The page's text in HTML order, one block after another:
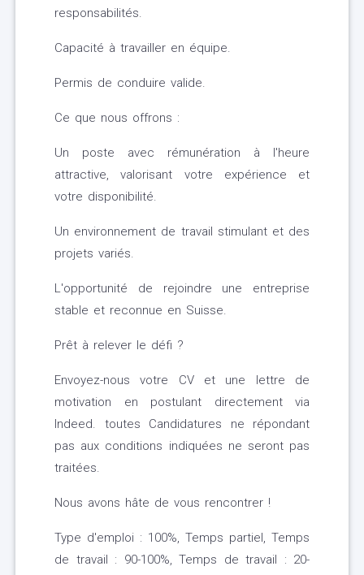
responsabilités.
Capacité à travailler en équipe.
Permis de conduire valide.
Ce que nous offrons :
Un poste avec rémunération à l'heure
attractive, valorisant votre expérience et
votre disponibilité.
Un environnement de travail stimulant et des
projets variés.
L'opportunité de rejoindre une entreprise
stable et reconnue en Suisse.
Prêt à relever le défi ?
Envoyez-nous votre CV et une lettre de
motivation en postulant directement via
Indeed. toutes Candidatures ne répondant
pas aux conditions indiquées ne seront pas
traitées.
Nous avons hâte de vous rencontrer !
Type d'emploi : 100%, Temps partiel, Temps
de travail : 90-100%, Temps de travail : 20-